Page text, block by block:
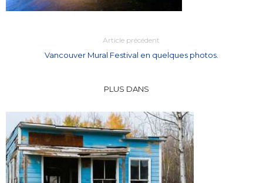
Article précédent
Vancouver Mural Festival en quelques photos.
PLUS DANS